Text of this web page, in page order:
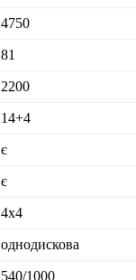
4750
81
2200
14+4
є
є
4х4
однодискова
540/1000